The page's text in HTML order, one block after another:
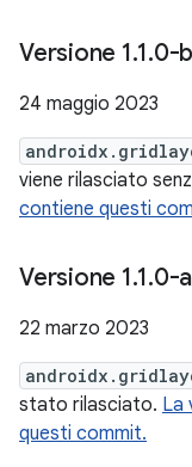
Versione 1.1.0-
24 maggio 2023
viene rilasciato
contiene questi
Versione 1.1.0-
22 marzo 2023
stato rilasciato. La
questi commit.